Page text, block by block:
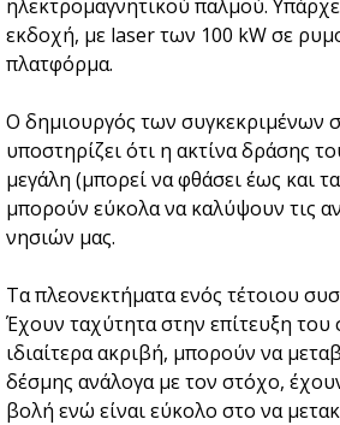
ηλεκτρομαγνητικού παλμού.
εκδοχή, με laser των 100 kW σε
πλατφόρμα.
Ο δημιουργός των συγκεκριμένων
υποστηρίζει ότι η ακτίνα δράσης
μεγάλη (μπορεί να φθάσει έως και
μπορούν εύκολα να καλύψουν τις
νησιών μας.
Τα πλεονεκτήματα ενός τέτοιου
Έχουν ταχύτητα στην επίτευξη του
ιδιαίτερα ακριβή, μπορούν να
δέσμης ανάλογα με τον στόχο,
βολή ενώ είναι εύκολο στο να